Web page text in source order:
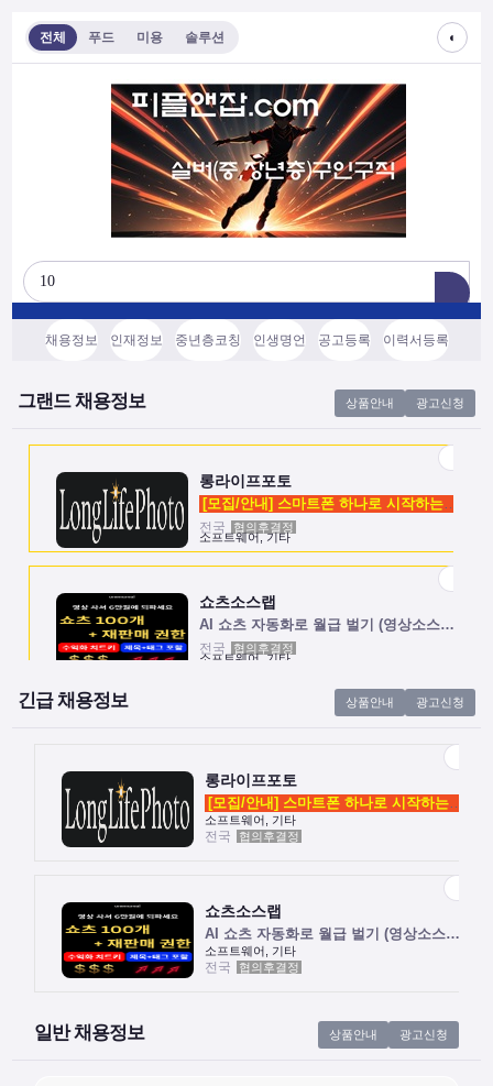
전체 푸드 미용 솔루션 ◐
채용정보 인재정보 중년층코칭 인생명언 공고등록 이력서등록
그랜드 채용정보 상품안내 광고신청
롱라이프포토
[모집/안내] 스마트폰 하나로 시작하는 …
롱라이프포토
[모집/안내] 스마트폰 하나로 시작하는 …
소프트웨어, 기타
전국 협의후결정
쇼츠소스랩
AI 쇼츠 자동화로 월급 벌기 (영상소스…
소프트웨어, 기타
전국 협의후결정
[모집/안내] 스마트폰 하나로 시작하는 …
소프트웨어, 기타
쇼츠소스랩
긴급 채용정보 상품안내 광고신청
롱라이프포토
[모집/안내] 스마트폰 하나로 시작하는 …
소프트웨어, 기타
전국
협의후결정
쇼츠소스랩
AI 쇼츠 자동화로 월급 벌기 (영상소스…
소프트웨어, 기타
전국
협의후결정
일반 채용정보 상품안내 광고신청